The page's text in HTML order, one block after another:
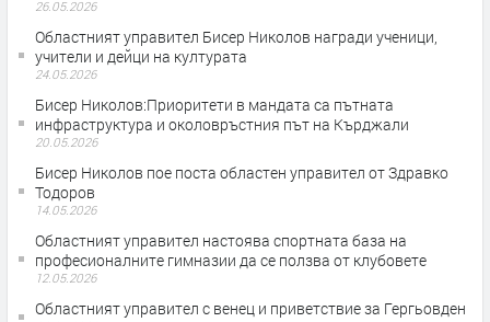
26.05.2026
Областният управител Бисер Николов награди ученици,
учители и дейци на културата
24.05.2026
Бисер Николов:Приоритети в мандата са пътната
инфраструктура и околовръстния път на Кърджали
20.05.2026
Бисер Николов пое поста областен управител от Здравко
Тодоров
14.05.2026
Областният управител настоява спортната база на
професионалните гимназии да се ползва от клубовете
12.05.2026
Областният управител с венец и приветствие за Гергьовден